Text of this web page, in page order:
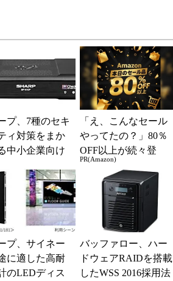
プ、7種のセキ
ィ対策をまか
中小企業向け
「え、こんなセール
やってたの？」80％
OFF以上が続々登
場！Amazonの本気が
凄すぎる
PR(Amazon)
プ、サイネー
に適した高耐
のLEDディス
バッファロー、ハー
ドウェアRAIDを搭載
したWSS 2016採用法